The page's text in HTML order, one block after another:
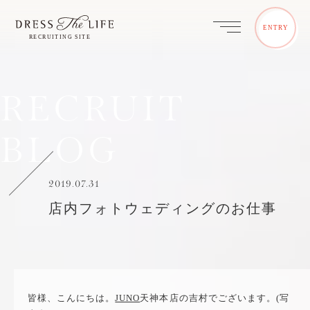
ENTRY
BLOG
2019.07.31
店内フォトウェディングのお仕事
皆様、こんにちは。JUNO天神本店の吉村でございます。(写